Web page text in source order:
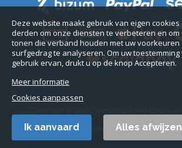
Deze website maakt gebruik van eigen cookies
derden om onze diensten te verbeteren en
tonen die verband houden met uw voorkeuren
surfgedrag te analyseren. Om uw
gebruik ervan, drukt u op de knop Accepteren.
Meer informatie
Cookies aanpassen
Alles afwijzen
Ik aanvaard
Alle rechten voorbehouden. Webdesign: